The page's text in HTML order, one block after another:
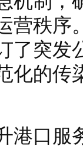
营秩序
了突发
化的传
港口服